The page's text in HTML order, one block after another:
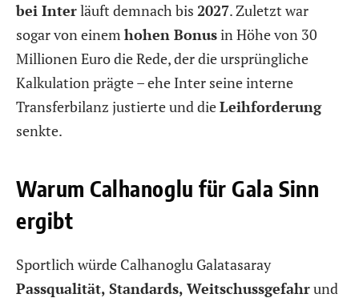
bei Interläuft demnach bis 2027. Zuletzt war
sogar von einem hohen Bonusin Höhe von 30
Millionen Euro die Rede, der die ursprüngliche
Kalkulation prägte – ehe Inter seine interne
Transferbilanz justierte und dieLeihforderung
senkte.
Warum Calhanoglu für Gala Sinn
ergibt
Sportlich würde Calhanoglu Galatasaray
Passqualität, Standards, Weitschussgefahrund